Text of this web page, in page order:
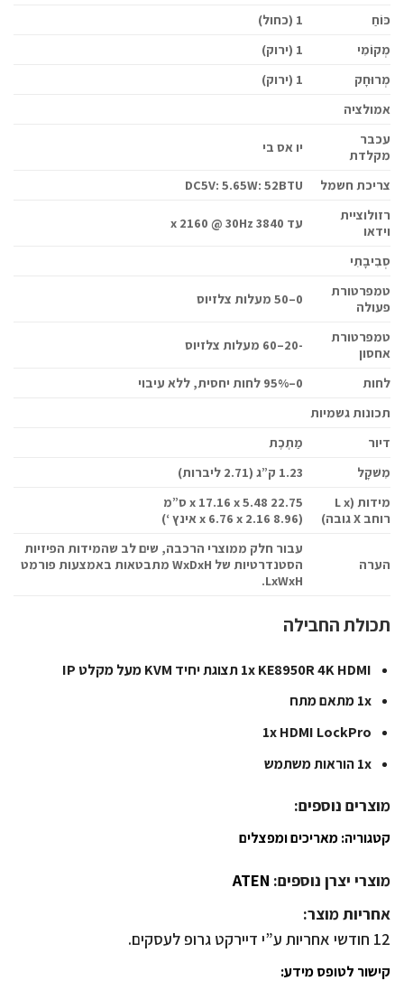
כּוֹחַ
1 (כחול)
מְקוֹמִי
1 (ירוק)
מְרוּחָק
1 (ירוק)
אמולציה
עכבר
מקלדת
יו אס בי
צריכת חשמל
DC5V: 5.65W: 52BTU
רזולוציית
וידאו
עד 3840 x 2160 @ 30Hz
סְבִיבָתִי
טמפרטורת
פעולה
0–50 מעלות צלזיוס
טמפרטורת
אחסון
-20–60 מעלות צלזיוס
לחות
0–95% לחות יחסית, ללא עיבוי
תכונות גשמיות
דיור
מַתֶכֶת
מִשׁקָל
1.23 ק”ג (2.71 ליברות)
מידות (L x
רוחב X גובה)
22.75 x 17.16 x 5.48 ס”מ
(8.96 x 6.76 x 2.16 אינץ ‘)
הערה
עבור חלק ממוצרי הרכבה, שים לב שהמידות הפיזיות
הסטנדרטיות של WxDxH מתבטאות באמצעות פורמט
LxWxH.
תכולת החבילה
1x KE8950R 4K HDMI תצוגת יחיד KVM מעל מקלט IP
1x מתאם מתח
1x HDMI LockPro
1x הוראות משתמש
מוצרים נוספים:
קטגוריה:מאריכים ומפצלים
מוצרי יצרן נוספים: ATEN
אחריות מוצר:
12 חודשי אחריות ע”י דיירקט גרופ לעסקים.
קישור לטופס מידע: